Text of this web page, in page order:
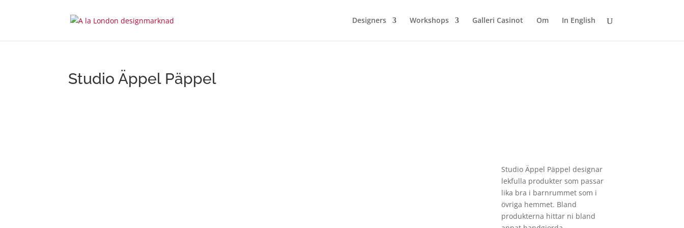
Designers Workshops Galleri Casinot Om In English
Studio Äppel Päppel
Studio Äppel Päppel designar
lekfulla produkter som passar
lika bra i barnrummet som i
övriga hemmet. Bland
produkterna hittar ni bland